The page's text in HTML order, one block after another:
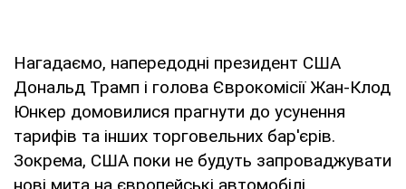
Нагадаємо, напередодні президент США
Дональд Трамп і голова Єврокомісії Жан-Клод
Юнкер домовилися прагнути до усунення
тарифів та інших торговельних бар'єрів.
Зокрема, США поки не будуть запроваджувати
нові мита на європейські автомобілі.